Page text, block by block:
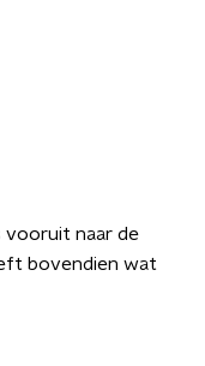
vooruit naar de
bovendien wat